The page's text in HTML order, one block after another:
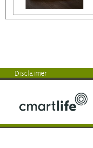
Disclaimer